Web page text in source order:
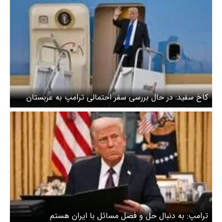
کاخ سفید: در حال بررسی سفر احتمالی ترامپ به عربستان
هستیم
ترامپ: به دنبال حل و فصل مسائل با ایران هستم